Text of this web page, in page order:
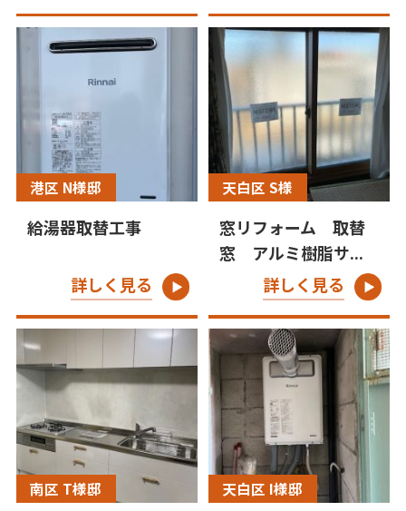
港区 N様邸
給湯器取替工事
詳しく見る
天白区 S様
窓リフォーム 取替
窓 アルミ樹脂サ...
詳しく見る
南区 T様邸 天白区 I様邸